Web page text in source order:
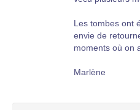
Les tombes ont
envie de
moments où on
Marlène